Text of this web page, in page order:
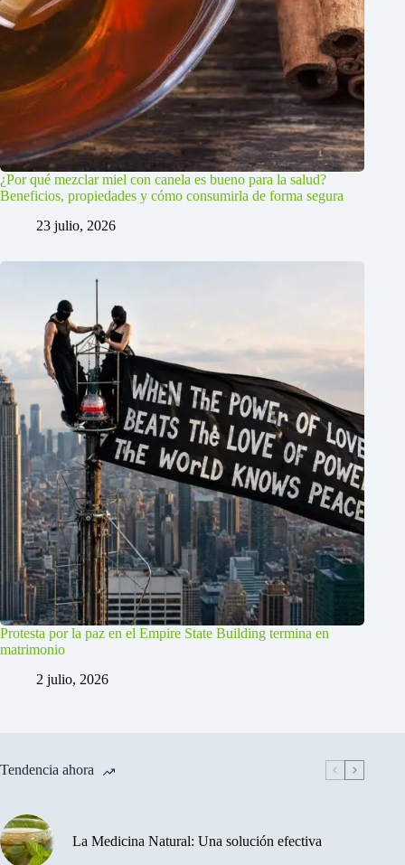
¿Por qué mezclar miel con canela es bueno para la salud?
Beneficios, propiedades y cómo consumirla de forma segura
23 julio, 2026
Protesta por la paz en el Empire State Building termina en
matrimonio
2 julio, 2026
Tendencia ahora
La Medicina Natural: Una solución efectiva